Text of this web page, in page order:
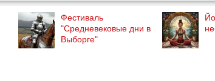
Фестиваль
"Средневековые дни в
Выборге"